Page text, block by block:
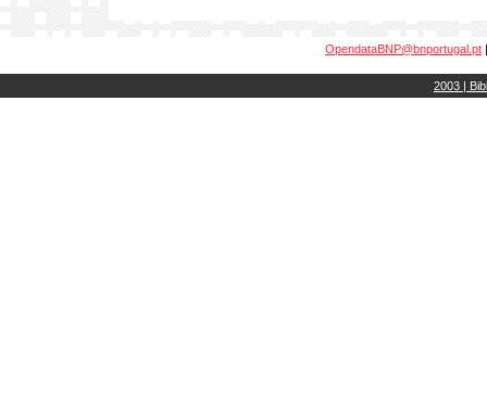
OpendataBNP@bnportugal.pt
2003 |